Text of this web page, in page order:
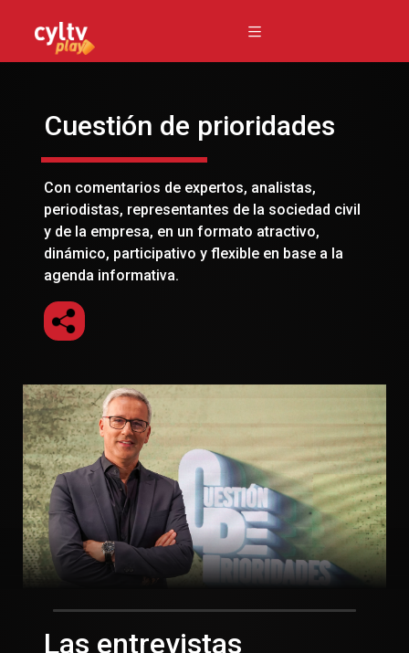
Cuestión de prioridades
Con comentarios de expertos, analistas,
periodistas, representantes de la sociedad civil
y de la empresa, en un formato atractivo,
dinámico, participativo y flexible en base a la
agenda informativa.
Las entrevistas